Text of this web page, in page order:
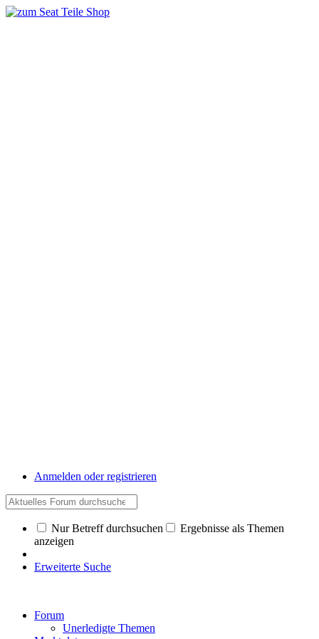
Anmelden oder registrieren
Nur Betreff durchsuchen
Ergebnisse als Themen
anzeigen
Erweiterte Suche
Forum
Unerledigte Themen